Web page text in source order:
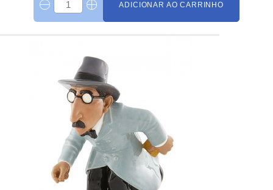
ADICIONAR AO CARRINHO